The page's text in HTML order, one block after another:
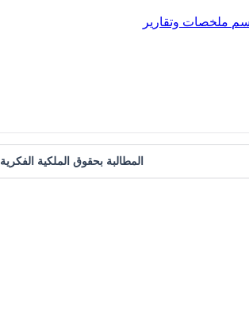
ملخصات وتقارير
المطالبة بحقوق الملكية الفكرية